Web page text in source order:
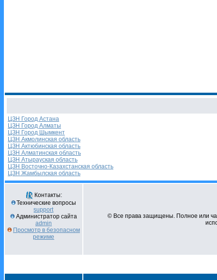
ЦЗН Город Астана
ЦЗН Город Алматы
ЦЗН Город Шымкент
ЦЗН Акмолинская область
ЦЗН Актюбинская область
ЦЗН Алматинская область
ЦЗН Атырауская область
ЦЗН Восточно-Казахстанская область
ЦЗН Жамбылская область
Контакты:
Технические вопросы
support
Администратор сайта
admin
Просмотр в безопасном
режиме
© Все права защищены. Полное или